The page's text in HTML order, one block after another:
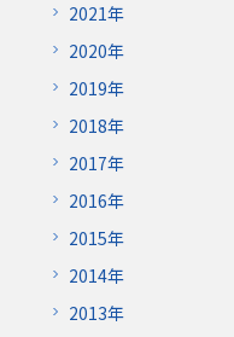
2021年
2020年
2019年
2018年
2017年
2016年
2015年
2014年
2013年